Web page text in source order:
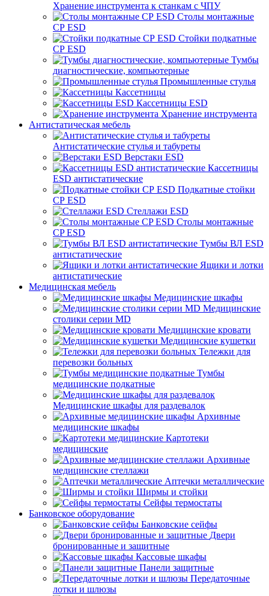
Хранение инструмента к станкам с ЧПУ
Столы монтажные
СР ESD
Стойки подкатные
СР ESD
Тумбы
диагностические, компьютерные
Промышленные стулья
Кассетницы
Кассетницы ESD
Хранение инструмента
Антистатическая мебель
Антистатические стулья и табуреты
Верстаки ESD
Кассетницы
ESD антистатические
Подкатные стойки
СР ESD
Стеллажи ESD
Столы монтажные
CP ESD
Тумбы ВЛ ESD
антистатические
Ящики и лотки
антистатические
Медицинская мебель
Медицинские шкафы
Медицинские
столики серии MD
Медицинские кровати
Медицинские кушетки
Тележки для
перевозки больных
Тумбы
медицинские подкатные
Медицинские шкафы для раздевалок
Архивные
медицинские шкафы
Картотеки
медицинские
Архивные
медицинские стеллажи
Аптечки металлические
Ширмы и стойки
Сейфы термостаты
Банковское оборудование
Банковские сейфы
Двери
бронированные и защитные
Кассовые шкафы
Панели защитные
Передаточные
лотки и шлюзы